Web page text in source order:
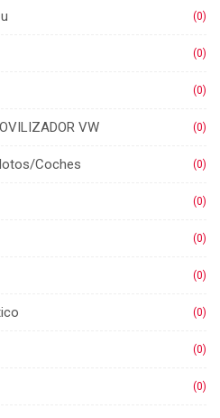
(0)
(0)
(0)
VW (0)
Coches (0)
(0)
(0)
(0)
(0)
(0)
(0)